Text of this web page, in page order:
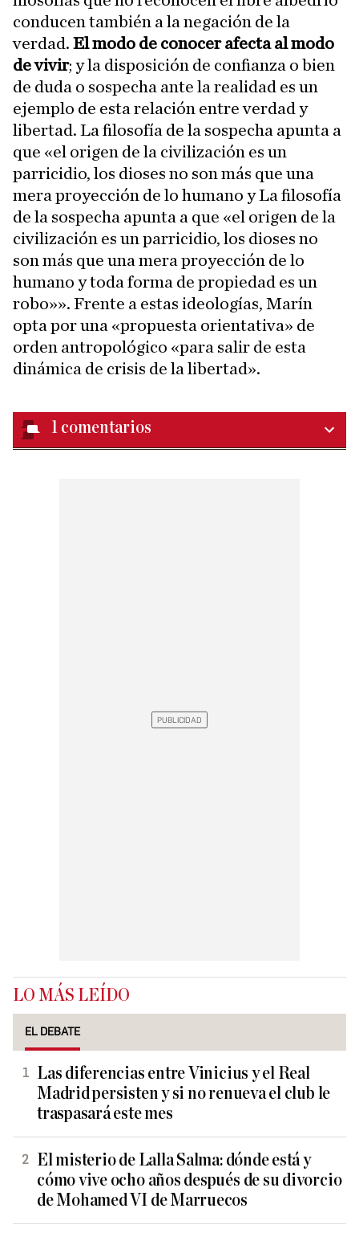
conducen también a la negación de la
verdad. El modo de conocer afecta al modo
de vivir; y la disposición de confianza o bien
de duda o sospecha ante la realidad es un
ejemplo de esta relación entre verdad y
libertad. La filosofía de la sospecha apunta a
que «el origen de la civilización es un
parricidio, los dioses no son más que una
mera proyección de lo humano y La filosofía
de la sospecha apunta a que «el origen de la
civilización es un parricidio, los dioses no
son más que una mera proyección de lo
humano y toda forma de propiedad es un
robo»». Frente a estas ideologías, Marín
opta por una «propuesta orientativa» de
orden antropológico «para salir de esta
dinámica de crisis de la libertad».
1 comentarios
LO MÁS LEÍDO
EL DEBATE
Las diferencias entre Vinicius y el Real
Madrid persisten y si no renueva el club le
traspasará este mes
El misterio de Lalla Salma: dónde está y
cómo vive ocho años después de su divorcio
de Mohamed VI de Marruecos